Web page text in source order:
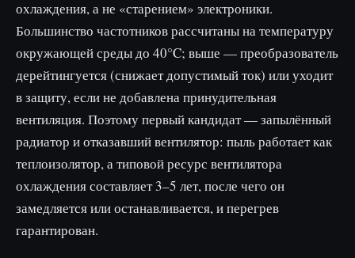
охлаждения, а не «старением» электроники.
Большинство частотников рассчитаны на температуру
окружающей среды до 40°C; выше — преобразователь
дерейтингуется (снижает допустимый ток) или уходит
в защиту, если не добавлена принудительная
вентиляция. Поэтому первый кандидат — запылённый
радиатор и отказавший вентилятор: пыль работает как
теплоизолятор, а типовой ресурс вентилятора
охлаждения составляет 3–5 лет, после чего он
замедляется или останавливается, и перегрев
гарантирован.